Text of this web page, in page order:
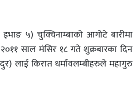
५) चुक्चिनाम्बाको आगोटे बारीमा
साल मंसिर १८ गते शुक्रबारका दिन
लाई किरात धर्मावलम्बीहरुले महागुरु